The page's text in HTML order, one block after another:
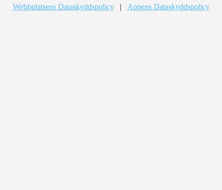
Webbplatsens Dataskyddspolicy
| Appens Dataskyddspolicy